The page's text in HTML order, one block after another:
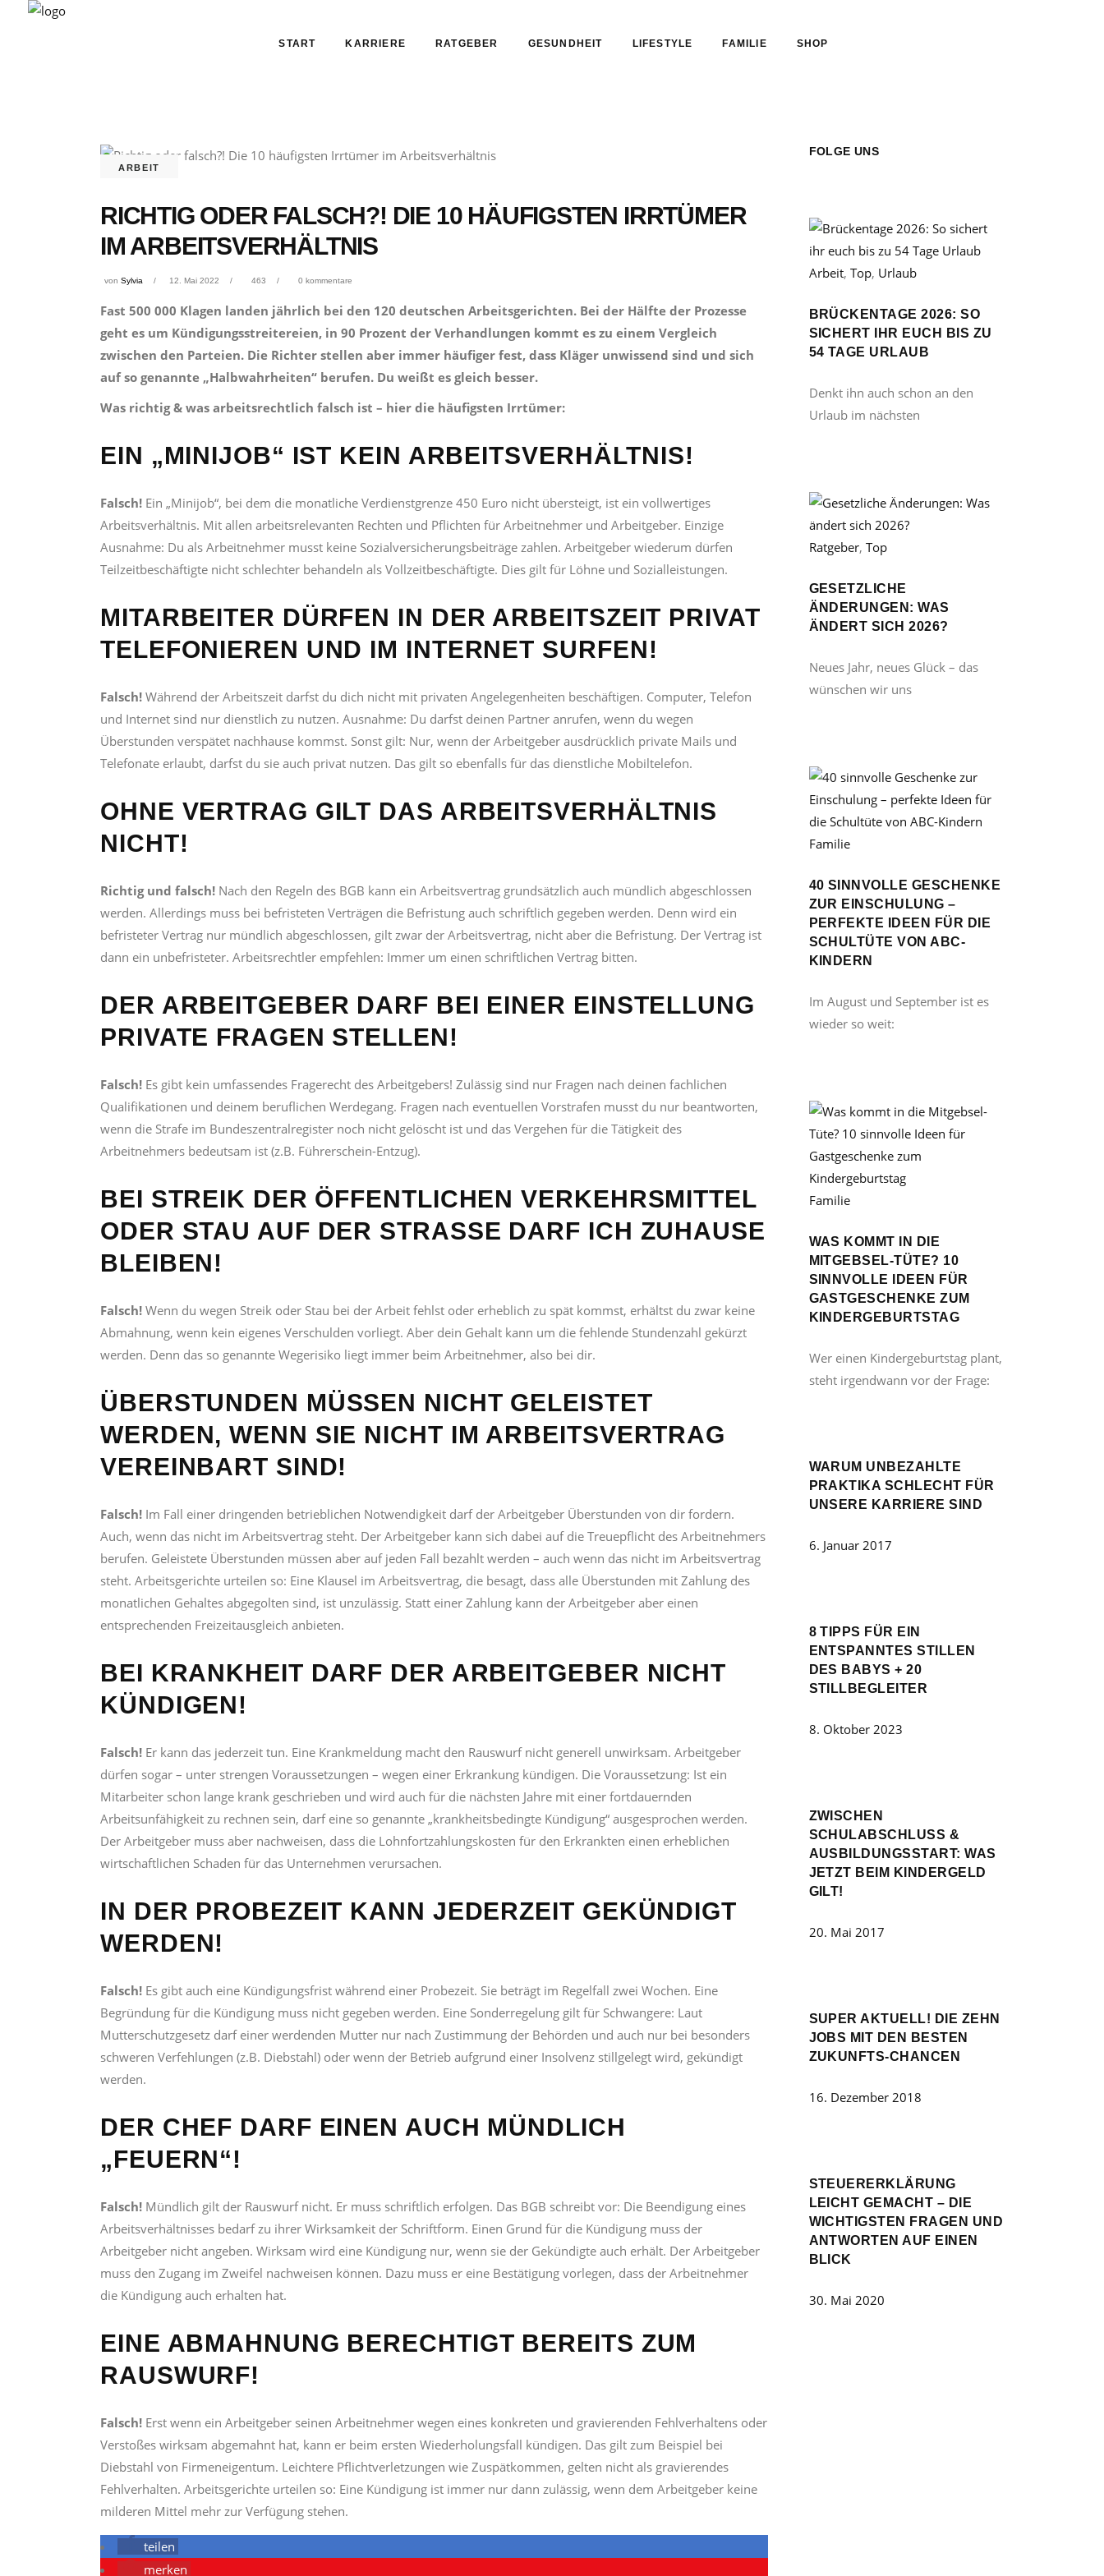
START KARRIERE RATGEBER GESUNDHEIT LIFESTYLE FAMILIE SHOP
ARBEIT
RICHTIG ODER FALSCH?! DIE 10 HÄUFIGSTEN IRRTÜMER
IM ARBEITSVERHÄLTNIS
von Sylvia 12. Mai 2022 463 0 kommentare
Fast 500 000 Klagen landen jährlich bei den 120 deutschen Arbeitsgerichten. Bei der Hälfte der Prozesse
geht es um Kündigungsstreitereien, in 90 Prozent der Verhandlungen kommt es zu einem Vergleich
zwischen den Parteien. Die Richter stellen aber immer häufiger fest, dass Kläger unwissend sind und sich
auf so genannte „Halbwahrheiten“ berufen. Du weißt es gleich besser.
Was richtig & was arbeitsrechtlich falsch ist – hier die häufigsten Irrtümer:
EIN „MINIJOB“ IST KEIN ARBEITSVERHÄLTNIS!
Falsch! Ein „Minijob“, bei dem die monatliche Verdienstgrenze 450 Euro nicht übersteigt, ist ein vollwertiges
Arbeitsverhältnis. Mit allen arbeitsrelevanten Rechten und Pflichten für Arbeitnehmer und Arbeitgeber. Einzige
Ausnahme: Du als Arbeitnehmer musst keine Sozialversicherungsbeiträge zahlen. Arbeitgeber wiederum dürfen
Teilzeitbeschäftigte nicht schlechter behandeln als Vollzeitbeschäftigte. Dies gilt für Löhne und Sozialleistungen.
MITARBEITER DÜRFEN IN DER ARBEITSZEIT PRIVAT
TELEFONIEREN UND IM INTERNET SURFEN!
Falsch! Während der Arbeitszeit darfst du dich nicht mit privaten Angelegenheiten beschäftigen. Computer, Telefon
und Internet sind nur dienstlich zu nutzen. Ausnahme: Du darfst deinen Partner anrufen, wenn du wegen
Überstunden verspätet nachhause kommst. Sonst gilt: Nur, wenn der Arbeitgeber ausdrücklich private Mails und
Telefonate erlaubt, darfst du sie auch privat nutzen. Das gilt so ebenfalls für das dienstliche Mobiltelefon.
OHNE VERTRAG GILT DAS ARBEITSVERHÄLTNIS
NICHT!
Richtig und falsch! Nach den Regeln des BGB kann ein Arbeitsvertrag grundsätzlich auch mündlich abgeschlossen
werden. Allerdings muss bei befristeten Verträgen die Befristung auch schriftlich gegeben werden. Denn wird ein
befristeter Vertrag nur mündlich abgeschlossen, gilt zwar der Arbeitsvertrag, nicht aber die Befristung. Der Vertrag ist
dann ein unbefristeter. Arbeitsrechtler empfehlen: Immer um einen schriftlichen Vertrag bitten.
DER ARBEITGEBER DARF BEI EINER EINSTELLUNG
PRIVATE FRAGEN STELLEN!
Falsch! Es gibt kein umfassendes Fragerecht des Arbeitgebers! Zulässig sind nur Fragen nach deinen fachlichen
Qualifikationen und deinem beruflichen Werdegang. Fragen nach eventuellen Vorstrafen musst du nur beantworten,
wenn die Strafe im Bundeszentralregister noch nicht gelöscht ist und das Vergehen für die Tätigkeit des
Arbeitnehmers bedeutsam ist (z.B. Führerschein-Entzug).
BEI STREIK DER ÖFFENTLICHEN VERKEHRSMITTEL
ODER STAU AUF DER STRASSE DARF ICH ZUHAUSE B
LEIBEN!
Falsch! Wenn du wegen Streik oder Stau bei der Arbeit fehlst oder erheblich zu spät kommst, erhältst du zwar keine
Abmahnung, wenn kein eigenes Verschulden vorliegt. Aber dein Gehalt kann um die fehlende Stundenzahl gekürzt
werden. Denn das so genannte Wegerisiko liegt immer beim Arbeitnehmer, also bei dir.
ÜBERSTUNDEN MÜSSEN NICHT GELEISTET
WERDEN, WENN SIE NICHT IM ARBEITSVERTRAG
VEREINBART SIND!
Falsch! Im Fall einer dringenden betrieblichen Notwendigkeit darf der Arbeitgeber Überstunden von dir fordern.
Auch, wenn das nicht im Arbeitsvertrag steht. Der Arbeitgeber kann sich dabei auf die Treuepflicht des Arbeitnehmers
berufen. Geleistete Überstunden müssen aber auf jeden Fall bezahlt werden – auch wenn das nicht im Arbeitsvertrag
steht. Arbeitsgerichte urteilen so: Eine Klausel im Arbeitsvertrag, die besagt, dass alle Überstunden mit Zahlung des
monatlichen Gehaltes abgegolten sind, ist unzulässig. Statt einer Zahlung kann der Arbeitgeber aber einen
entsprechenden Freizeitausgleich anbieten.
BEI KRANKHEIT DARF DER ARBEITGEBER NICHT
KÜNDIGEN!
Falsch! Er kann das jederzeit tun. Eine Krankmeldung macht den Rauswurf nicht generell unwirksam. Arbeitgeber
dürfen sogar – unter strengen Voraussetzungen – wegen einer Erkrankung kündigen. Die Voraussetzung: Ist ein
Mitarbeiter schon lange krank geschrieben und wird auch für die nächsten Jahre mit einer fortdauernden
Arbeitsunfähigkeit zu rechnen sein, darf eine so genannte „krankheitsbedingte Kündigung“ ausgesprochen werden.
Der Arbeitgeber muss aber nachweisen, dass die Lohnfortzahlungskosten für den Erkrankten einen erheblichen
wirtschaftlichen Schaden für das Unternehmen verursachen.
IN DER PROBEZEIT KANN JEDERZEIT GEKÜNDIGT
WERDEN!
Falsch! Es gibt auch eine Kündigungsfrist während einer Probezeit. Sie beträgt im Regelfall zwei Wochen. Eine
Begründung für die Kündigung muss nicht gegeben werden. Eine Sonderregelung gilt für Schwangere: Laut
Mutterschutzgesetz darf einer werdenden Mutter nur nach Zustimmung der Behörden und auch nur bei besonders
schweren Verfehlungen (z.B. Diebstahl) oder wenn der Betrieb aufgrund einer Insolvenz stillgelegt wird, gekündigt
werden.
DER CHEF DARF EINEN AUCH MÜNDLICH
„FEUERN“!
Falsch! Mündlich gilt der Rauswurf nicht. Er muss schriftlich erfolgen. Das BGB schreibt vor: Die Beendigung eines
Arbeitsverhältnisses bedarf zu ihrer Wirksamkeit der Schriftform. Einen Grund für die Kündigung muss der
Arbeitgeber nicht angeben. Wirksam wird eine Kündigung nur, wenn sie der Gekündigte auch erhält. Der Arbeitgeber
muss den Zugang im Zweifel nachweisen können. Dazu muss er eine Bestätigung vorlegen, dass der Arbeitnehmer
die Kündigung auch erhalten hat.
EINE ABMAHNUNG BERECHTIGT BEREITS ZUM
RAUSWURF!
Falsch! Erst wenn ein Arbeitgeber seinen Arbeitnehmer wegen eines konkreten und gravierenden Fehlverhaltens oder
Verstoßes wirksam abgemahnt hat, kann er beim ersten Wiederholungsfall kündigen. Das gilt zum Beispiel bei
Diebstahl von Firmeneigentum. Leichtere Pflichtverletzungen wie Zuspätkommen, gelten nicht als gravierendes
Fehlverhalten. Arbeitsgerichte urteilen so: Eine Kündigung ist immer nur dann zulässig, wenn dem Arbeitgeber keine
milderen Mittel mehr zur Verfügung stehen.
teilen
merken
FOLGE UNS
Arbeit, Top, Urlaub
BRÜCKENTAGE 2026: SO
SICHERT IHR EUCH BIS ZU
54 TAGE URLAUB
Denkt ihn auch schon an den
Urlaub im nächsten
Ratgeber, Top
GESETZLICHE
ÄNDERUNGEN: WAS
ÄNDERT SICH 2026?
Neues Jahr, neues Glück – das
wünschen wir uns
Familie
40 SINNVOLLE GESCHENKE
ZUR EINSCHULUNG –
PERFEKTE IDEEN FÜR DIE
SCHULTÜTE VON ABC-
KINDERN
Im August und September ist es
wieder so weit:
Familie
WAS KOMMT IN DIE
MITGEBSEL-TÜTE? 10
SINNVOLLE IDEEN FÜR
GASTGESCHENKE ZUM
KINDERGEBURTSTAG
Wer einen Kindergeburtstag plant,
steht irgendwann vor der Frage:
WARUM UNBEZAHLTE
PRAKTIKA SCHLECHT FÜR
UNSERE KARRIERE SIND
6. Januar 2017
8 TIPPS FÜR EIN
ENTSPANNTES STILLEN
DES BABYS + 20
STILLBEGLEITER
8. Oktober 2023
ZWISCHEN
SCHULABSCHLUSS &
AUSBILDUNGSSTART: WAS
JETZT BEIM KINDERGELD
GILT!
20. Mai 2017
SUPER AKTUELL! DIE ZEHN
JOBS MIT DEN BESTEN
ZUKUNFTS-CHANCEN
16. Dezember 2018
STEUERERKLÄRUNG
LEICHT GEMACHT – DIE
WICHTIGSTEN FRAGEN UND
ANTWORTEN AUF EINEN
BLICK
30. Mai 2020